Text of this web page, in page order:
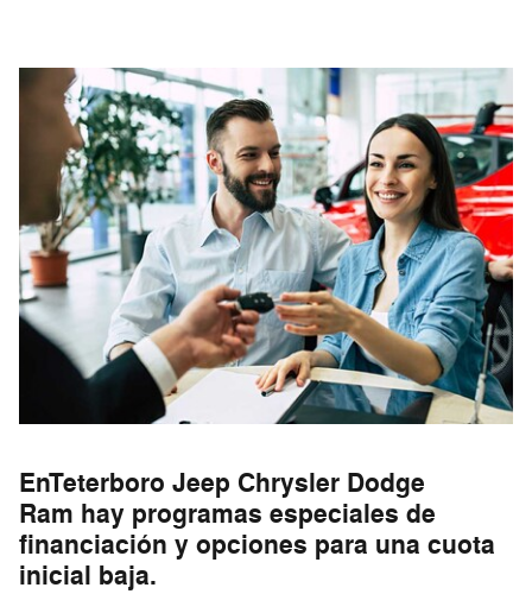
EnTeterboro Jeep Chrysler Dodge
Ram hay programas especiales de
financiación y opciones para una cuota
inicial baja.